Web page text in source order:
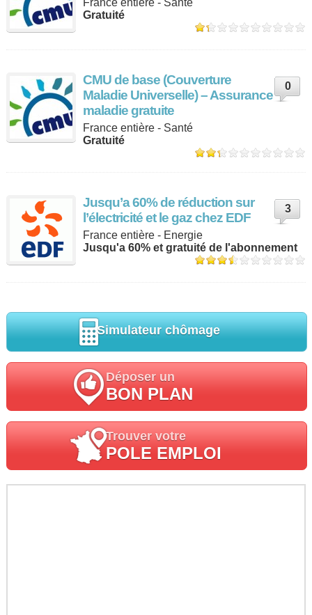
Gratuité
CMU de base (Couverture
Maladie Universelle) – Assurance
maladie gratuite
0
France entière - Santé
Gratuité
Jusqu’a 60% de réduction sur
l’électricité et le gaz chez EDF
3
France entière - Energie
Jusqu'a 60% et gratuité de l'abonnement
Simulateur chômage
Déposer un
BON PLAN
Trouver votre
POLE EMPLOI